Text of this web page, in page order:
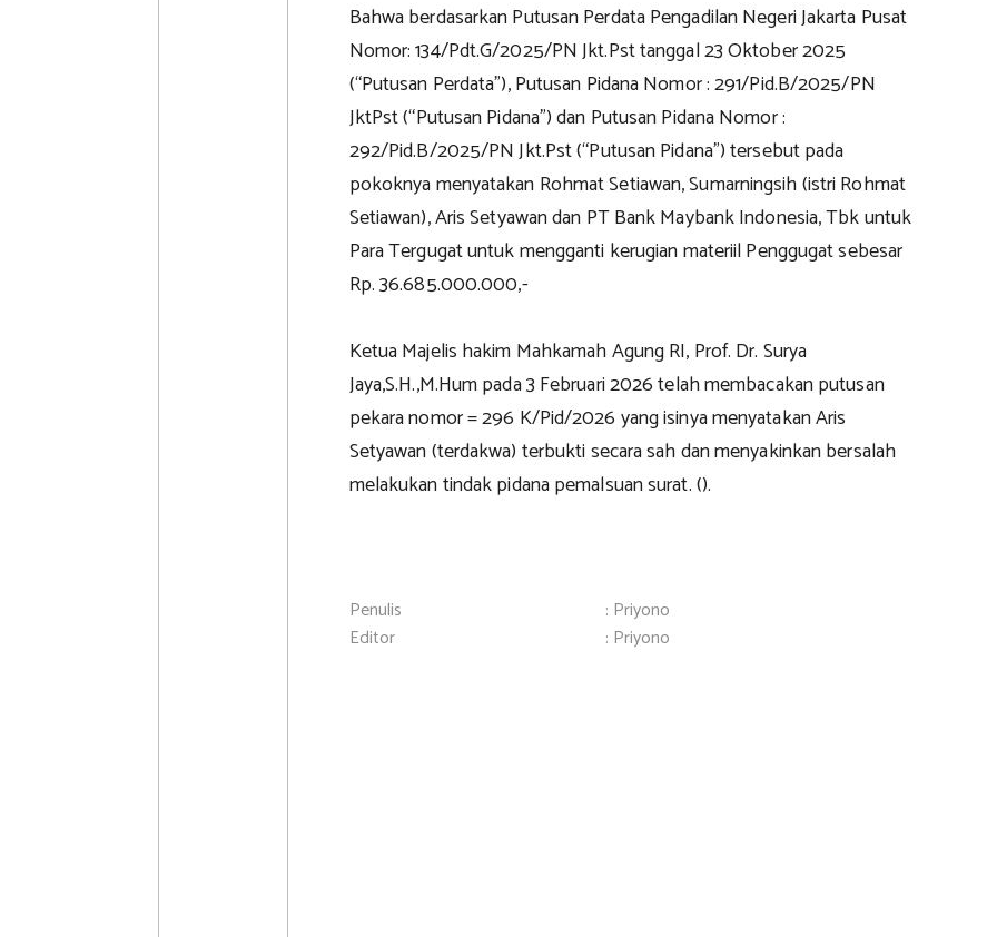
Bahwa berdasarkan Putusan Perdata Pengadilan Negeri Jakarta Pusat
Nomor: 134/Pdt.G/2025/PN Jkt.Pst tanggal 23 Oktober 2025
(“Putusan Perdata”), Putusan Pidana Nomor : 291/Pid.B/2025/PN
JktPst (“Putusan Pidana”) dan Putusan Pidana Nomor :
292/Pid.B/2025/PN Jkt.Pst (“Putusan Pidana”) tersebut pada
pokoknya menyatakan Rohmat Setiawan, Sumarningsih (istri Rohmat
Setiawan), Aris Setyawan dan PT Bank Maybank Indonesia, Tbk untuk
Para Tergugat untuk mengganti kerugian materiil Penggugat sebesar
Rp. 36.685.000.000,-
Ketua Majelis hakim Mahkamah Agung RI, Prof. Dr. Surya
Jaya,S.H.,M.Hum pada 3 Februari 2026 telah membacakan putusan
pekara nomor = 296 K/Pid/2026 yang isinya menyatakan Aris
Setyawan (terdakwa) terbukti secara sah dan menyakinkan bersalah
melakukan tindak pidana pemalsuan surat. ().
Penulis
: Priyono
Editor
: Priyono